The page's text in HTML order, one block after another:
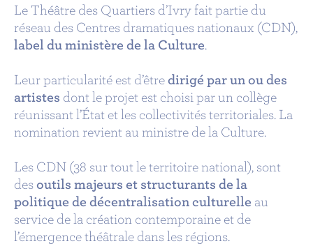
Le Théâtre des Quartiers d’Ivry fait partie du
réseau des Centres dramatiques nationaux (CDN),
label du ministère de la Culture.
Leur particularité est d’êtredirigé par un ou des
artistes dont le projet est choisi par un collège
réunissant l’État et les collectivités territoriales. La
nomination revient au ministre de la Culture.
Les CDN (38 sur tout le territoire national), sont
desoutils majeurs et structurants de la
politique de décentralisation culturelle au
service de la création contemporaine et de
l’émergence théâtrale dans les régions.